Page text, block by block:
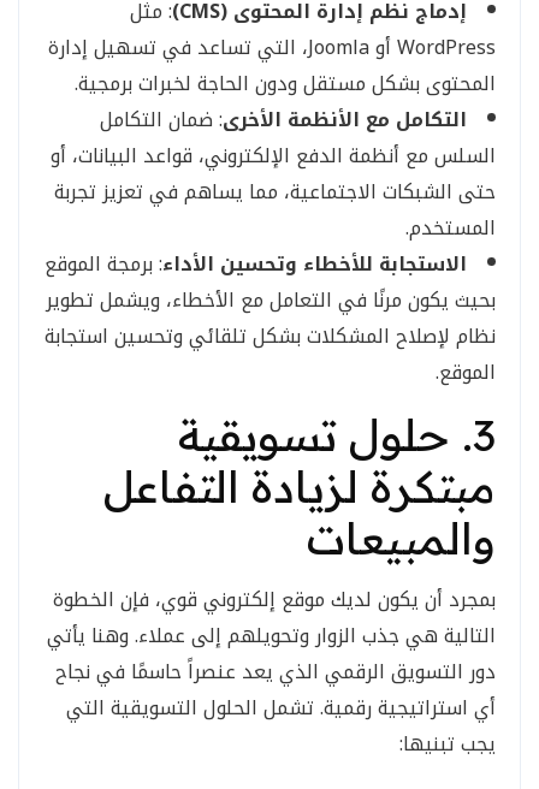
إدماج نظم إدارة المحتوى (CMS)
: مثل
WordPress أو Joomla، التي تساعد في تسهيل إدارة
المحتوى بشكل مستقل ودون الحاجة لخبرات برمجية.
التكامل مع الأنظمة الأخرى: ضمان التكامل
السلس مع أنظمة الدفع الإلكتروني، قواعد البيانات، أو
حتى الشبكات الاجتماعية، مما يساهم في تعزيز تجربة
المستخدم.
الاستجابة للأخطاء وتحسين الأداء: برمجة الموقع
بحيث يكون مرنًا في التعامل مع الأخطاء، ويشمل تطوير
نظام لإصلاح المشكلات بشكل تلقائي وتحسين استجابة
الموقع.
3. حلول تسويقية
مبتكرة لزيادة التفاعل
والمبيعات
بمجرد أن يكون لديك موقع إلكتروني قوي، فإن الخطوة
التالية هي جذب الزوار وتحويلهم إلى عملاء. وهنا يأتي
دور التسويق الرقمي الذي يعد عنصراً حاسمًا في نجاح
أي استراتيجية رقمية. تشمل الحلول التسويقية التي
يجب تبنيها: